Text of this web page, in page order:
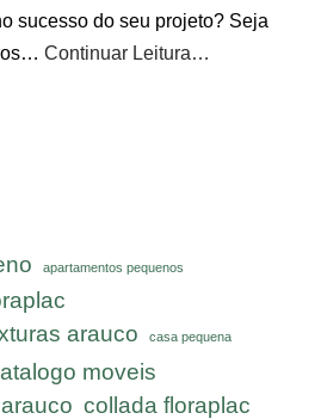
sucesso do seu projeto? Seja
Continuar Leitura…
apartamentos pequenos
arauco
casa pequena
moveis
collada floraplac